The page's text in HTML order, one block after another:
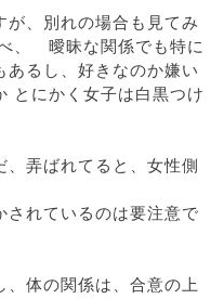
が、別れの場合も見てみ
、 曖昧な関係でも特に
あるし、好きなのか嫌い
とにかく女子は白黒つけ
弄ばれてると、女性側
されているのは要注意で
、体の関係は、合意の上